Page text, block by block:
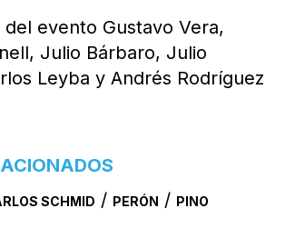
evento Gustavo Vera,
Julio Bárbaro, Julio
Leyba y Andrés Rodríguez
SCHMID / PERÓN / PINO